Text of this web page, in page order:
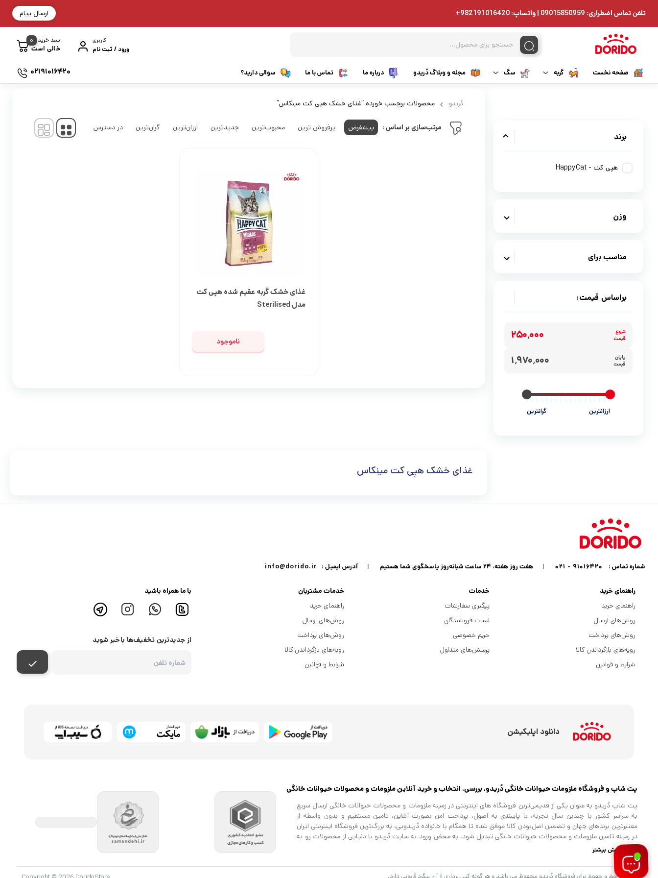
تلفن تماس اضطراری: 09015850959 | واتساپ: 982191016420+ ارسال پیام
کاربری
ورود / ثبت نام
سبد خرید
خالی است
0
صفحه نخست گربه
غذای گربه بالغ
غذای بچه گربه
دارویی گربه
لوازم ضروری و جانبی
سگ
بالغ نژاد کوچک
بالغ نژاد متوسط و بزرگ
بهداشتی سگ
مجله و وبلاگ دُریدو درباره ما تماس با ما سوالی دارید؟ 02191016420
برند
هپی کت - HappyCat
وزن
مناسب برای
براساس قیمت:
شروع
قیمت
۲۵۰٬۰۰۰
پایان
قیمت
۱٬۹۷۰٬۰۰۰
ارزانترین گرانترین
دُریدو محصولات برچسب خورده “غذای خشک هپی کت مینکاس”
مرتب‌سازی بر اساس : پیشفرض پرفروش ترین محبوب‌ترین جدیدترین ارزان‌ترین گران‌ترین در دسترس
غذای خشک گربه عقیم شده هپی کت
مدل Sterilised
ناموجود
غذای خشک هپی کت مینکاس
شماره تماس : ۹۱۰۱۶۴۲۰ - ۰۲۱ | هفت روز هفته، ۲۴ ساعت شبانه‌روز پاسخگوی شما هستیم | آدرس ایمیل : info@dorido.ir
راهنمای خرید
راهنمای خرید
روش‌های ارسال
روش‌های پرداخت
رویه‌های بازگرداندن کالا
شرایط و قوانین
خدمات
پیگیری سفارشات
لیست فروشندگان
حریم خصوصی
پرسش‌های متداول
خدمات مشتریان
راهنمای خرید
روش‌های ارسال
روش‌های پرداخت
رویه‌های بازگرداندن کالا
شرایط و قوانین
با ما همراه باشید
از جدیدترین تخفیف‌ها باخبر شوید
دانلود اپلیکیشن
پت شاپ و فروشگاه ملزومات حیوانات خانگی دُریدو، بررسی، انتخاب و خرید آنلاین ملزومات و محصولات حیوانات خانگی
پت شاپ دُریدو به عنوان یکی از قدیمی‌ترین فروشگاه های اینترنتی در زمینه ملزومات و محصولات حیوانات خانگی ارسال سریع
به سراسر کشور با چندین سال تجربه، با پایبندی به اصول، پرداخت امن بصورت آنلاین، تامین مستقیم و بدون واسطه از
معتبرترین برندهای جهان و تضمین اصل‌بودن کالا موفق شده تا همگام با خانواده دُریدویی، به بزرگ‌ترین فروشگاه اینترنتی ایران
در زمینه تامین ملزومات و محصولات حیوانات خانگی تبدیل شود. به محض ورود به سایت دُریدو با دنیایی از محصولات رو به
رو می‌شوید! هر آنچه که نیاز دارید و به ذهن شما خطور می‌کند در اینجا پیدا خواهید کرد. حتی زمانی که بین خرید کالاها برای
شخصی مردد هستید می‌توانید با خرید کارت هدیه دُریدو ، انتخاب را به سایرین بسپارید. این فروشگاه مثل یک ویترین پر زرق
و برق است که با انواع و اقسام محصولاتی نظیر غذای خشک و مرطوب برای گربه ، تشویقی برای گربه ، غذای خشک و مرطوب
نمایش بیشتر